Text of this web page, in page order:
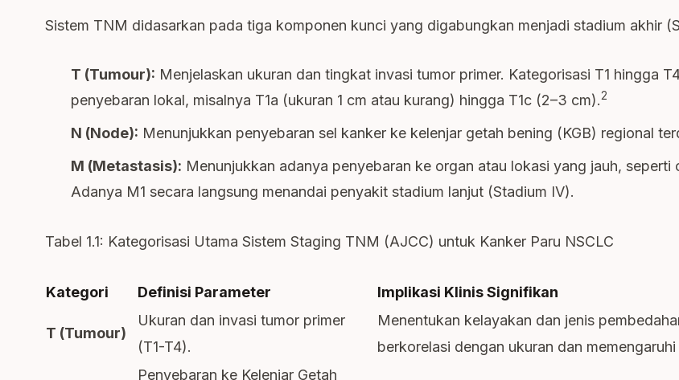
Sistem TNM didasarkan pada tiga komponen kunci yang digabungkan menjadi stadium akhir
T (Tumour): Menjelaskan ukuran dan tingkat invasi tumor primer. Kategorisasi T1 hingga
penyebaran lokal, misalnya T1a (ukuran 1 cm atau kurang) hingga T1c (2–3 cm).2
N (Node): Menunjukkan penyebaran sel kanker ke kelenjar getah bening (KGB) regional
M (Metastasis): Menunjukkan adanya penyebaran ke organ atau lokasi yang jauh,
Adanya M1 secara langsung menandai penyakit stadium lanjut (Stadium IV).
Tabel 1.1: Kategorisasi Utama Sistem Staging TNM (AJCC) untuk Kanker Paru NSCLC
Kategori Definisi Parameter Implikasi Klinis Signifikan
T (Tumour)
Ukuran dan invasi tumor primer
(T1-T4).
Menentukan kelayakan dan jenis
berkorelasi dengan ukuran dan
Penyebaran ke Kelenjar Getah